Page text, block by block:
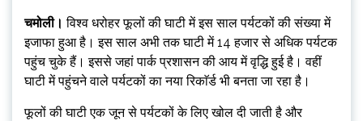
चमोली। विश्व धरोहर फूलों की घाटी में इस साल पर्यटकों की संख्या में
इजाफा हुआ है। इस साल अभी तक घाटी में 14 हजार से अधिक पर्यटक
पहुंच चुके हैं। इससे जहां पार्क प्रशासन की आय में वृद्धि हुई है। वहीं
घाटी में पहुंचने वाले पर्यटकों का नया रिकाॅर्ड भी बनता जा रहा है।
फूलों की घाटी एक जून से पर्यटकों के लिए खोल दी जाती है और